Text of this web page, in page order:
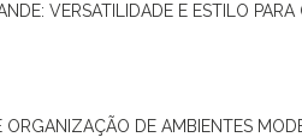
VERSATILIDADE E ESTILO
ORGANIZAÇÃO DE AMBIENTES